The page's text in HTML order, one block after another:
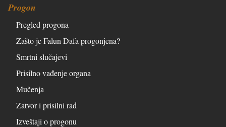
Progon
Pregled progona
Zašto je Falun Dafa progonjena?
Smrtni slučajevi
Prisilno vađenje organa
Mučenja
Zatvor i prisilni rad
Izveštaji o progonu